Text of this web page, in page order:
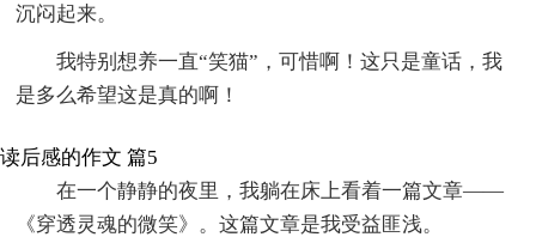
沉闷起来。
我特别想养一直“笑猫”，可惜啊！这只是童话，我
是多么希望这是真的啊！
读后感的作文 篇5
在一个静静的夜里，我躺在床上看着一篇文章——
《穿透灵魂的微笑》。这篇文章是我受益匪浅。